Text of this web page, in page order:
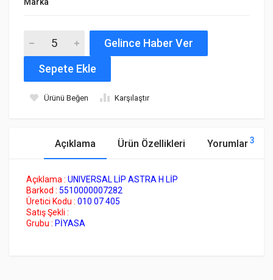
Gelince Haber Ver
Sepete Ekle
Ürünü Beğen Karşılaştır
Açıklama Ürün Özellikleri Yorumlar3
Açıklama : UNIVERSAL LİP ASTRA H LİP
Barkod : 5510000007282
Üretici Kodu : 010 07 405
Satış Şekli :
Grubu : PİYASA